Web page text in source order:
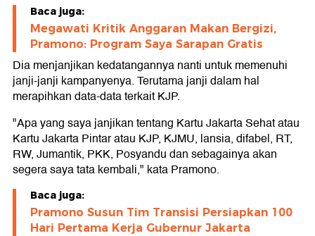
Baca juga:
Megawati Kritik Anggaran Makan Bergizi,
Pramono: Program Saya Sarapan Gratis
Dia menjanjikan kedatangannya nanti untuk memenuhi
janji-janji kampanyenya. Terutama janji dalam hal
merapihkan data-data terkait KJP.
"Apa yang saya janjikan tentang Kartu Jakarta Sehat atau
Kartu Jakarta Pintar atau KJP, KJMU, lansia, difabel, RT,
RW, Jumantik, PKK, Posyandu dan sebagainya akan
segera saya tata kembali," kata Pramono.
Baca juga:
Pramono Susun Tim Transisi Persiapkan 100
Hari Pertama Kerja Gubernur Jakarta